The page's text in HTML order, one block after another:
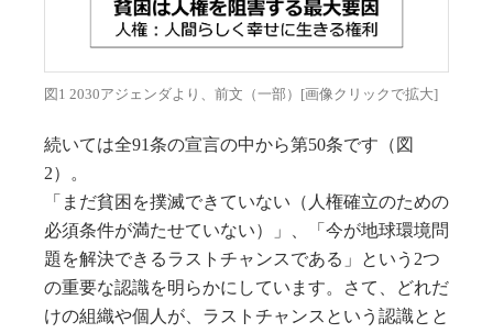
図1 2030アジェンダより、前文（一部）[画像クリックで拡大]
続いては全91条の宣言の中から第50条です（図
2）。
「まだ貧困を撲滅できていない（人権確立のための
必須条件が満たせていない）」、「今が地球環境問
題を解決できるラストチャンスである」という2つ
の重要な認識を明らかにしています。さて、どれだ
けの組織や個人が、ラストチャンスという認識とと